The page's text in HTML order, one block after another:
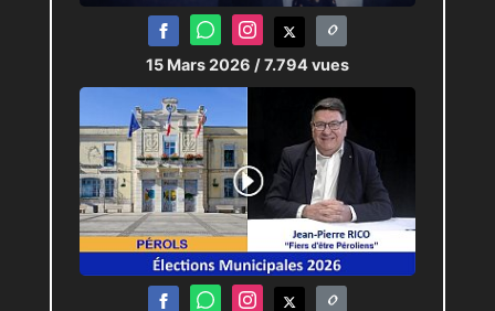
15 Mars 2026 / 7.794 vues